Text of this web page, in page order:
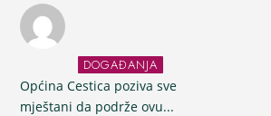
DOGAĐANJA
Općina Cestica poziva sve
mještani da podrže ovu...